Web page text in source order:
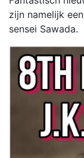
zijn namelijk
sensei Sawada.